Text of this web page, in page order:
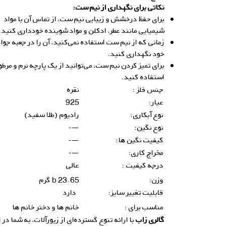
نکاتی برای نگهداری از نیم ست:
برای حفظ درخشش و زیبایی نیم ست، از تماس آن با مواد
شیمیایی مانند عطر، ادکلن و مواد شوینده خودداری
زمانی که از نیم ست استفاده نمی‌کنید، آن را در جعبه
خود نگهداری کنید.
برای تمیز کردن نیم ست، می‌توانید از یک پارچه نرم و
استفاده کنید.
جنس فلز :
نقره
عیار:
925
نوع آبکاری:
رادیوم (طلا سفید)
نوع نگین:
—-
کیفیت نگین ها:
—-
مخراج کاری:
—-
درجه کیفیت :
عالی
وزن:
23.65 b گرم
قابلیت تغییر سایز:
دارد
مناسب برای :
خانم ها و دختر خانم ها
گالری زاببا ارائه تنوع گسترده‌ای از زیورآلات، به شما